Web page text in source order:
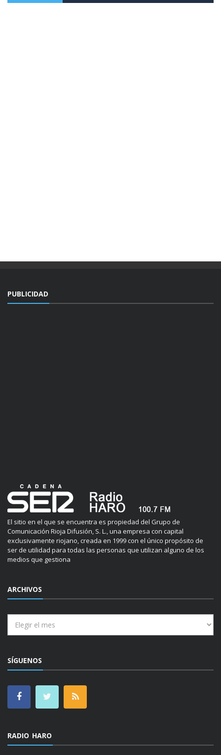
PUBLICIDAD
El sitio en el que se encuentra es propiedad del Grupo de
Comunicación Rioja Difusión, S. L., una empresa con capital
exclusivamente riojano, creada en 1999 con el único propósito de
ser de utilidad para todas las personas que utilizan alguno de los
medios que gestiona
ARCHIVOS
SÍGUENOS
RADIO HARO